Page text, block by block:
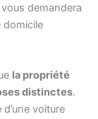
demandera
domicile
la propriété
distinctes.
voiture